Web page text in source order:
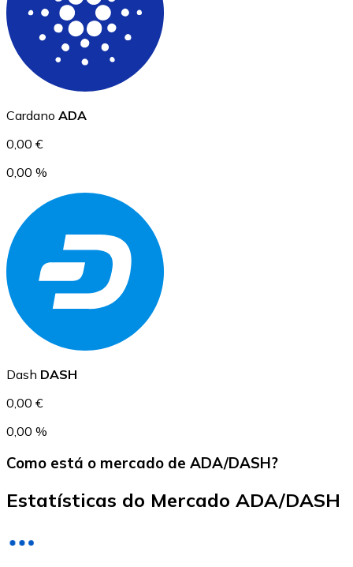
Ethereum
ETH
USD Coin
USDC
Cardano ADA
0,00 €
0,00 %
Dash DASH
0,00 €
0,00 %
Como está o mercado de ADA/DASH?
Estatísticas do Mercado ADA/DASH